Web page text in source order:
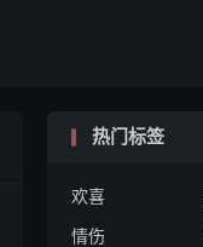
热门标签
欢喜
情伤